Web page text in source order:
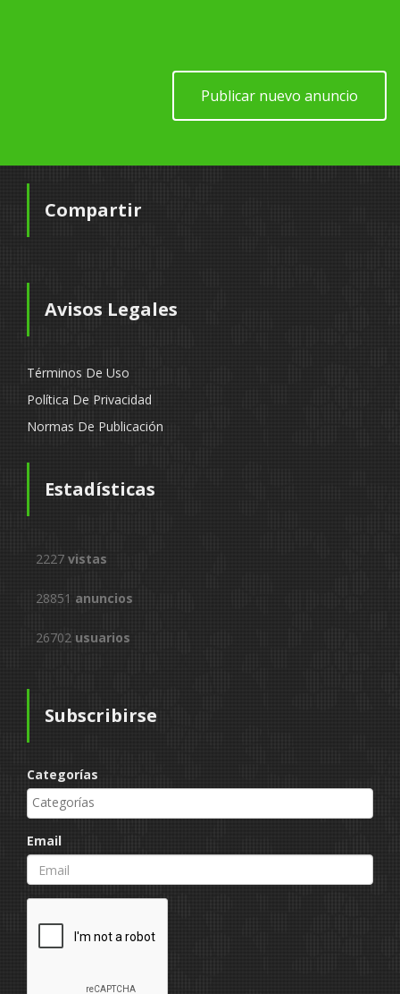
Publicar nuevo anuncio
Compartir
Avisos Legales
Términos De Uso
Política De Privacidad
Normas De Publicación
Estadísticas
2227 vistas
28851 anuncios
26702 usuarios
Subscribirse
Categorías
Email